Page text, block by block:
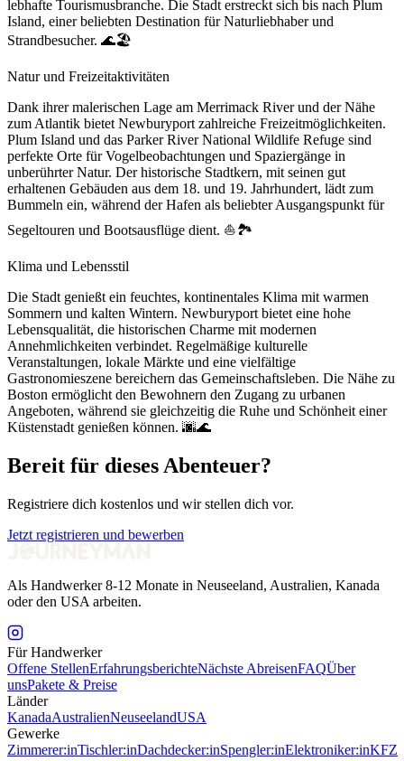
lebhafte Tourismusbranche. Die Stadt erstreckt sich bis nach Plum
Island, einer beliebten Destination für Naturliebhaber und
Strandbesucher. 🌊🏖️
Natur und Freizeitaktivitäten
Dank ihrer malerischen Lage am Merrimack River und der Nähe
zum Atlantik bietet Newburyport zahlreiche Freizeitmöglichkeiten.
Plum Island und das Parker River National Wildlife Refuge sind
perfekte Orte für Vogelbeobachtungen und Spaziergänge in
unberührter Natur. Der historische Stadtkern, mit seinen gut
erhaltenen Gebäuden aus dem 18. und 19. Jahrhundert, lädt zum
Bummeln ein, während der Hafen als beliebter Ausgangspunkt für
Segeltouren und Bootsausflüge dient. ⛵🏞️
Klima und Lebensstil
Die Stadt genießt ein feuchtes, kontinentales Klima mit warmen
Sommern und kalten Wintern. Newburyport bietet eine hohe
Lebensqualität, die historischen Charme mit modernen
Annehmlichkeiten verbindet. Regelmäßige kulturelle
Veranstaltungen, lokale Märkte und eine vielfältige
Gastronomieszene bereichern das Gemeinschaftsleben. Die Nähe zu
Boston ermöglicht den Bewohnern den Zugang zu urbanen
Angeboten, während sie gleichzeitig die Ruhe und Schönheit einer
Küstenstadt genießen können. 🌆🌊
Bereit für dieses Abenteuer?
Registriere dich kostenlos und wir stellen dich vor.
Jetzt registrieren und bewerben
Als Handwerker 8-12 Monate in Neuseeland, Australien, Kanada
oder den USA arbeiten.
Für Handwerker
Offene StellenErfahrungsberichteNächste AbreisenFAQÜber
unsPakete & Preise
Länder
KanadaAustralienNeuseelandUSA
Gewerke
Zimmerer:inTischler:inDachdecker:inSpengler:inElektroniker:inKFZ